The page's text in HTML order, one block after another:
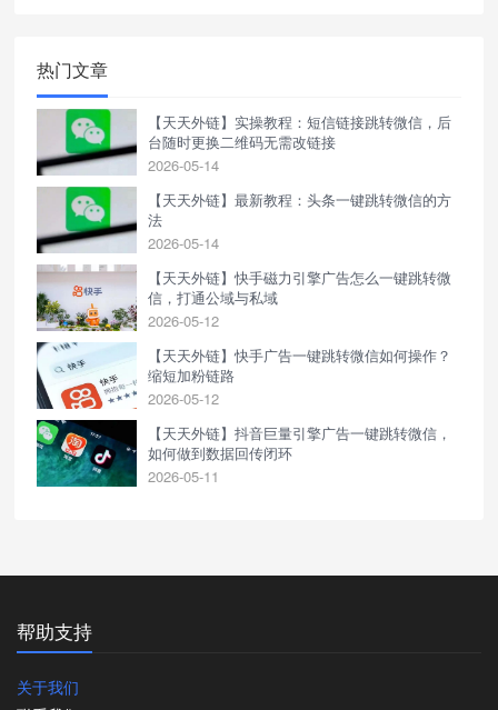
热门文章
【天天外链】实操教程：短信链接跳转微信，后
台随时更换二维码无需改链接
2026-05-14
【天天外链】最新教程：头条一键跳转微信的方
法
2026-05-14
【天天外链】快手磁力引擎广告怎么一键跳转微
信，打通公域与私域
2026-05-12
【天天外链】快手广告一键跳转微信如何操作？
缩短加粉链路
2026-05-12
【天天外链】抖音巨量引擎广告一键跳转微信，
如何做到数据回传闭环
2026-05-11
帮助支持
关于我们